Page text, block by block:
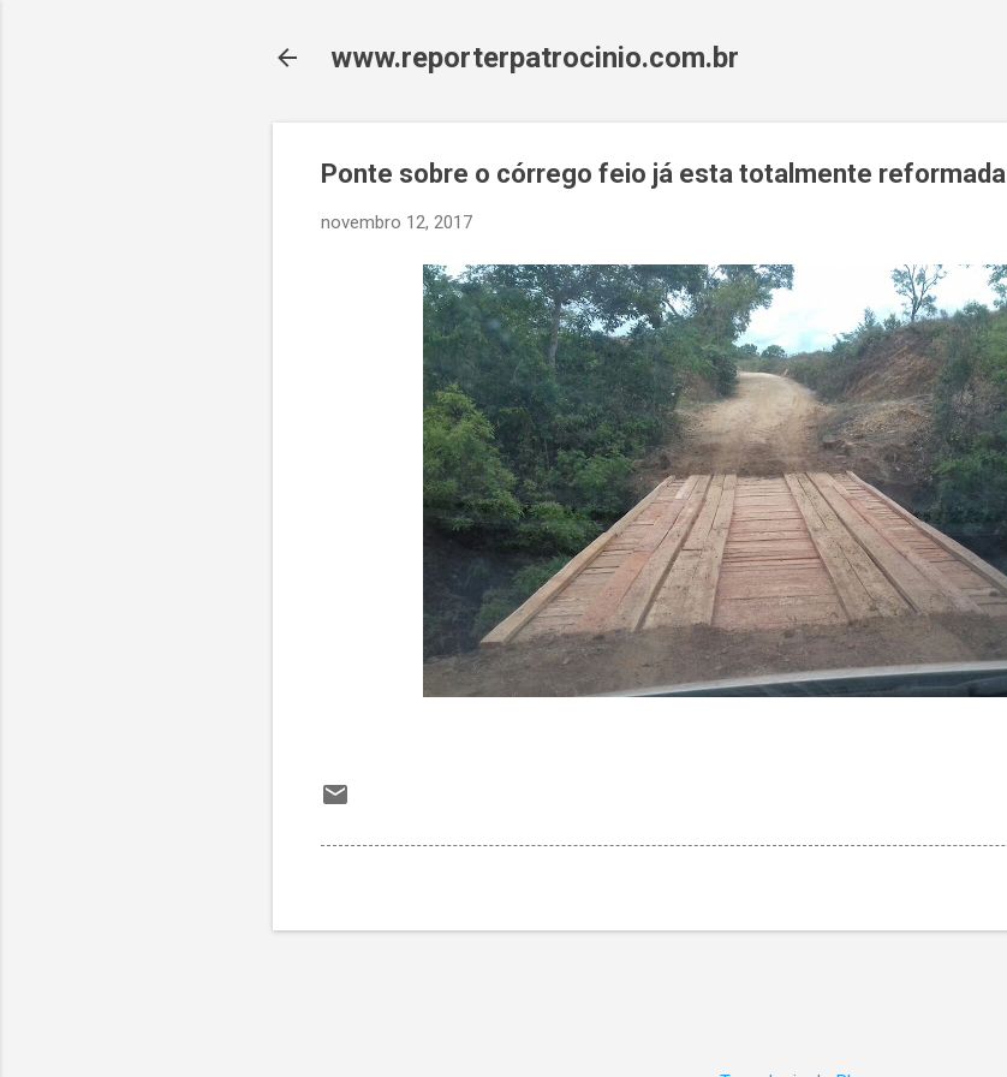
www.reporterpatrocinio.com.br
Ponte sobre o córrego feio já esta totalmente reformada
novembro 12, 2017